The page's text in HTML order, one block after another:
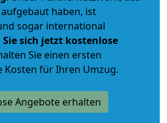
haben, ist
sogar international
Sie sich jetzt kostenlose
Sie einen ersten
Kosten für Ihren Umzug.
Angebote erhalten